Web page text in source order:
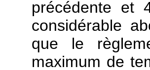
précédente et
considérable
que le
maximum de